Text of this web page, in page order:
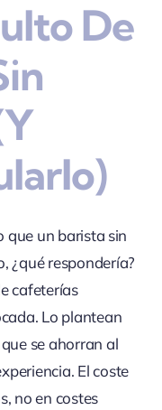
De
que un barista sin
¿qué respondería?
cafeterías
Lo plantean
se ahorran al
El coste
no en costes